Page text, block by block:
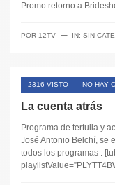
Promo retorno a
POR 12TV ─ IN: SIN
2316 VISTO - NO HAY
La cuenta atrás
Programa de tertulia y
José Antonio Belchí, se
todos los programas :